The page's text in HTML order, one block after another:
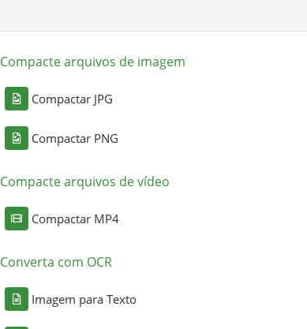
Compacte arquivos de imagem
Compactar JPG
Compactar PNG
Compacte arquivos de vídeo
Compactar MP4
Converta com OCR
Imagem para Texto